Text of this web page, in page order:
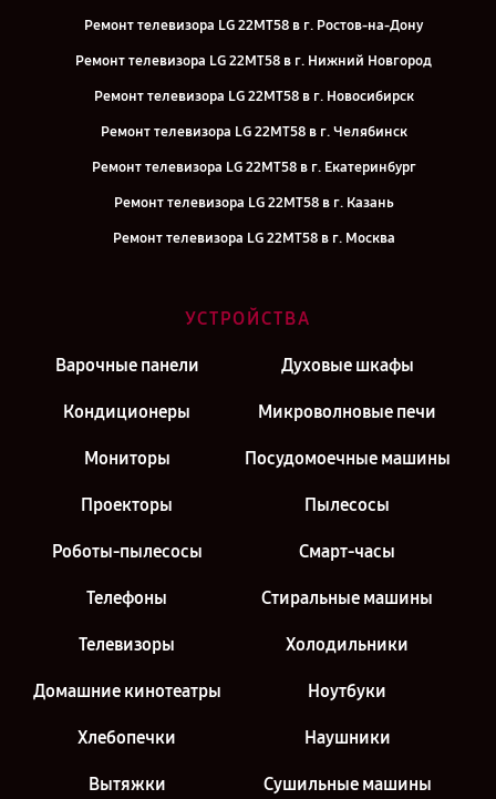
Ремонт телевизора LG 22MT58 в г. Ростов-на-Дону
Ремонт телевизора LG 22MT58 в г. Нижний Новгород
Ремонт телевизора LG 22MT58 в г. Новосибирск
Ремонт телевизора LG 22MT58 в г. Челябинск
Ремонт телевизора LG 22MT58 в г. Екатеринбург
Ремонт телевизора LG 22MT58 в г. Казань
Ремонт телевизора LG 22MT58 в г. Москва
УСТРОЙСТВА
Варочные панели Духовые шкафы
Кондиционеры Микроволновые печи
Мониторы Посудомоечные машины
Проекторы Пылесосы
Роботы-пылесосы Смарт-часы
Телефоны Стиральные машины
Телевизоры Холодильники
Домашние кинотеатры Ноутбуки
Хлебопечки Наушники
Вытяжки Сушильные машины